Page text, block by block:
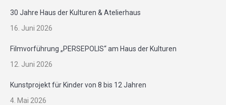
30 Jahre Haus der Kulturen & Atelierhaus
16. Juni 2026
Filmvorführung „PERSEPOLIS“ am Haus der Kulturen
12. Juni 2026
Kunstprojekt für Kinder von 8 bis 12 Jahren
4. Mai 2026